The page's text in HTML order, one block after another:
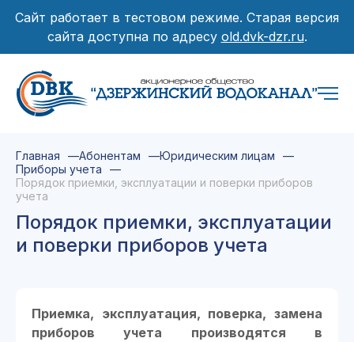
Сайт работает в тестовом режиме. Старая версия
сайта доступна по адресу old.dvk-dzr.ru.
Главная Абонентам
Юридическим лицам
Приборы учета
Порядок приемки, эксплуатации и поверки приборов
учета
Порядок приемки, эксплуатации
и поверки приборов учета
Приемка, эксплуатация, поверка, замена
приборов учета производятся в